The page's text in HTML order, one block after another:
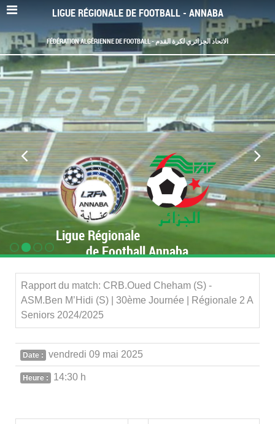
LIGUE RÉGIONALE DE FOOTBALL - ANNABA
FÉDÉRATION ALGÉRIENNE DE FOOTBALL - الاتحاد الجزائري لكرة القدم
Ligue Régionale
de Football Annaba
Rapport du match: CRB.Oued Cheham (S) -
ASM.Ben M’Hidi (S) | 30ème Journée | Régionale 2 A
Seniors 2024/2025
Date : vendredi 09 mai 2025
Heure : 14:30 h